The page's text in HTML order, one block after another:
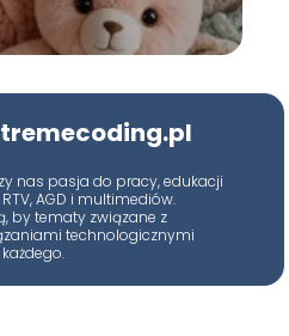
nas pasja do pracy, edukacji
AGD i multimediów.
by tematy związane z
technologicznymi